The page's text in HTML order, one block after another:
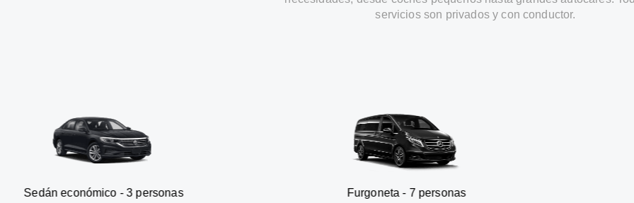
servicios son privados y con conductor.
- 3 personas Furgoneta - 7 personas SUV -